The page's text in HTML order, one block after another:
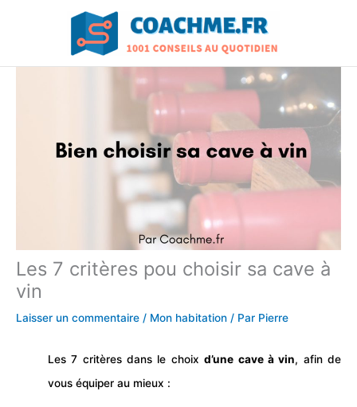
Les 7 critères pou choisir sa cave à
vin
Laisser un commentaire / Mon habitation / Par Pierre
Les 7 critères dans le choixd’une cave àvin, afin de
vous équiper au mieux :